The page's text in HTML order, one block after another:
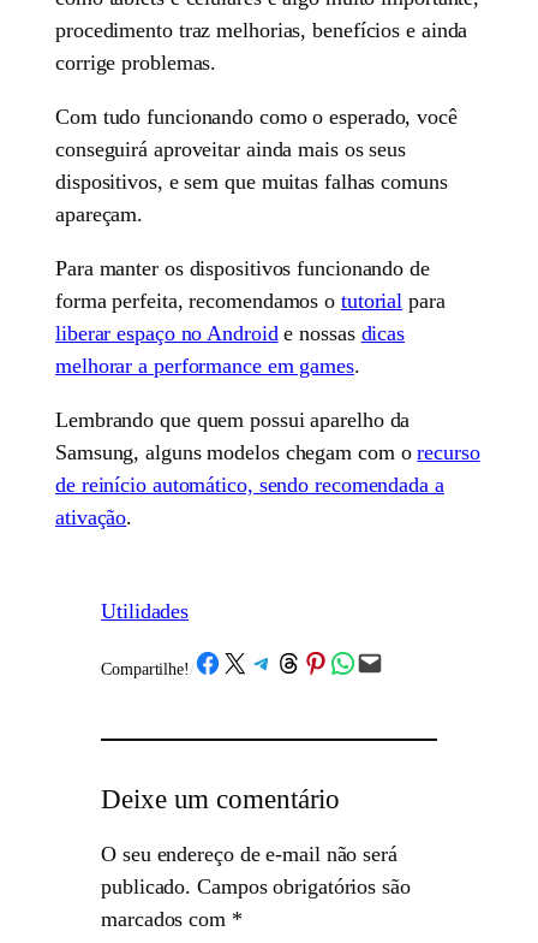
procedimento traz melhorias, benefícios e ainda
corrige problemas.
Com tudo funcionando como o esperado, você
conseguirá aproveitar ainda mais os seus
dispositivos, e sem que muitas falhas comuns
apareçam.
Para manter os dispositivos funcionando de
forma perfeita, recomendamos o tutorial para
liberar espaço no Android e nossas dicas
melhorar a performance em games.
Lembrando que quem possui aparelho da
Samsung, alguns modelos chegam com orecurso
de reinício automático, sendo recomendada a
ativação.
Utilidades
Compartilhe! /Share on Facebook
Share on X Share on Telegram
Share on Threads
Share on Pinterest
Share on WhatsApp
Email this Page
Deixe um comentário
O seu endereço de e-mail não será
publicado. Campos obrigatórios são
marcados com *